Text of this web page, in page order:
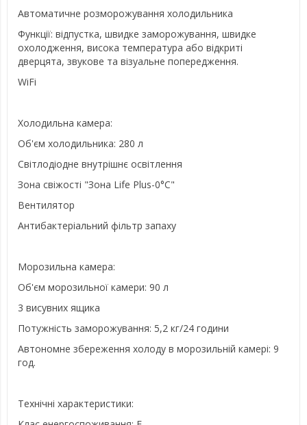
Автоматичне розморожування холодильника
Функції: відпустка, швидке заморожування, швидке
охолодження, висока температура або відкриті
дверцята, звукове та візуальне попередження.
WiFi
Холодильна камера:
Об'єм холодильника: 280 л
Світлодіодне внутрішнє освітлення
Зона свіжості "Зона Life Plus-0°C"
Вентилятор
Антибактеріальний фільтр запаху
Морозильна камера:
Об'єм морозильної камери: 90 л
3 висувних ящика
Потужність заморожування: 5,2 кг/24 години
Автономне збереження холоду в морозильній камері: 9
год.
Технічні характеристики: